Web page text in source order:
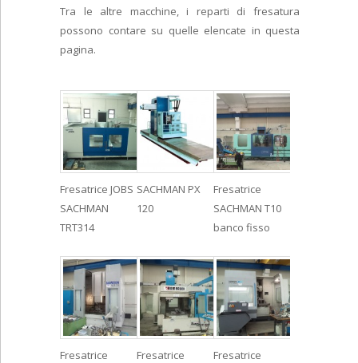
Tra le altre macchine, i reparti di fresatura
possono contare su quelle elencate in questa
pagina.
Fresatrice JOBS
SACHMAN
TRT314
SACHMAN PX
120
Fresatrice
SACHMAN T10
banco fisso
Fresatrice
Fresatrice
Fresatrice